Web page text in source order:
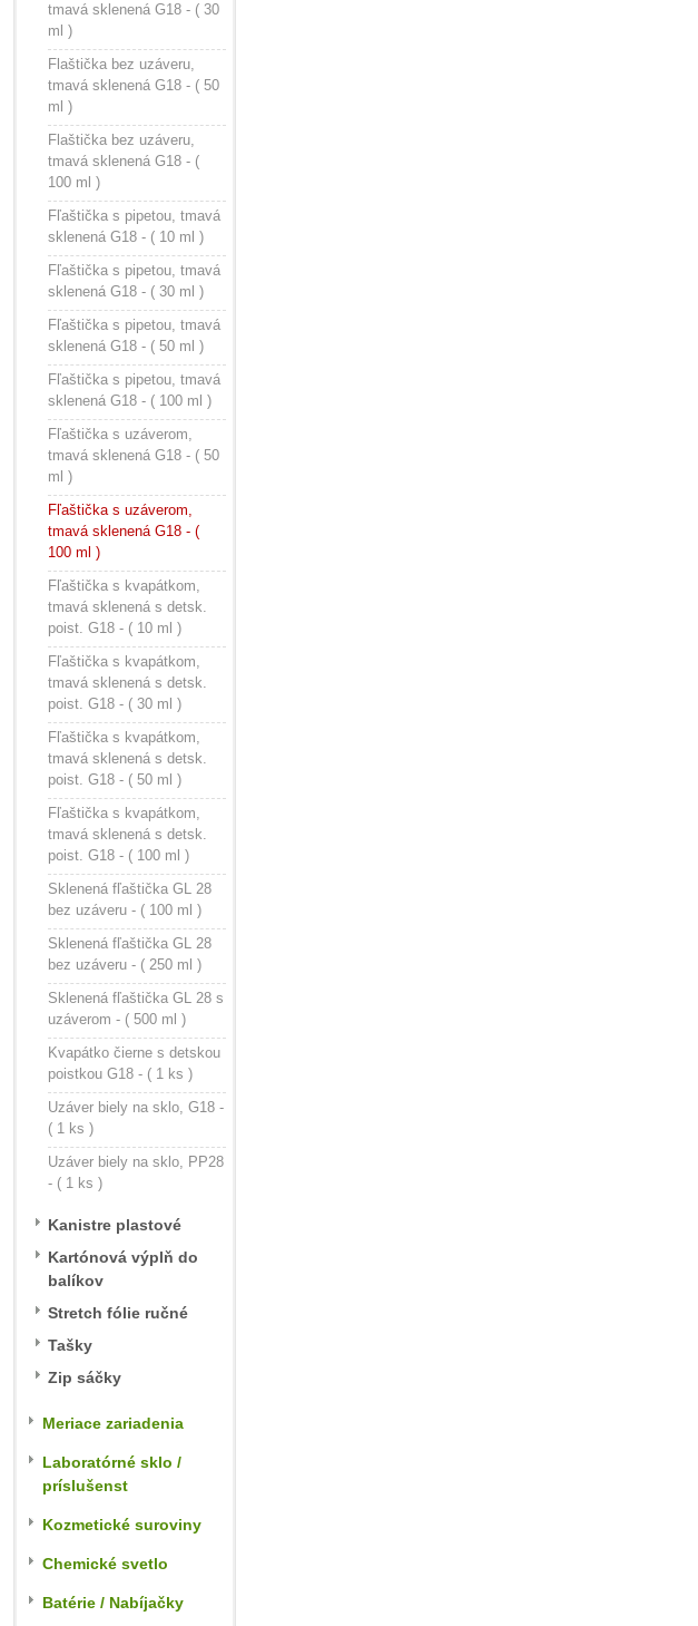
tmavá sklenená G18 - ( 30
ml )
Flaštička bez uzáveru,
tmavá sklenená G18 - ( 50
ml )
Flaštička bez uzáveru,
tmavá sklenená G18 - (
100 ml )
Fľaštička s pipetou, tmavá
sklenená G18 - ( 10 ml )
Fľaštička s pipetou, tmavá
sklenená G18 - ( 30 ml )
Fľaštička s pipetou, tmavá
sklenená G18 - ( 50 ml )
Fľaštička s pipetou, tmavá
sklenená G18 - ( 100 ml )
Fľaštička s uzáverom,
tmavá sklenená G18 - ( 50
ml )
Fľaštička s uzáverom,
tmavá sklenená G18 - (
100 ml )
Fľaštička s kvapátkom,
tmavá sklenená s detsk.
poist. G18 - ( 10 ml )
Fľaštička s kvapátkom,
tmavá sklenená s detsk.
poist. G18 - ( 30 ml )
Fľaštička s kvapátkom,
tmavá sklenená s detsk.
poist. G18 - ( 50 ml )
Fľaštička s kvapátkom,
tmavá sklenená s detsk.
poist. G18 - ( 100 ml )
Sklenená fľaštička GL 28
bez uzáveru - ( 100 ml )
Sklenená fľaštička GL 28
bez uzáveru - ( 250 ml )
Sklenená fľaštička GL 28 s
uzáverom - ( 500 ml )
Kvapátko čierne s detskou
poistkou G18 - ( 1 ks )
Uzáver biely na sklo, G18 -
( 1 ks )
Uzáver biely na sklo, PP28
- ( 1 ks )
Kanistre plastové
Kartónová výplň do
balíkov
Stretch fólie ručné
Tašky
Zip sáčky
Meriace zariadenia
Laboratórné sklo /
príslušenst
Kozmetické suroviny
Chemické svetlo
Batérie / Nabíjačky